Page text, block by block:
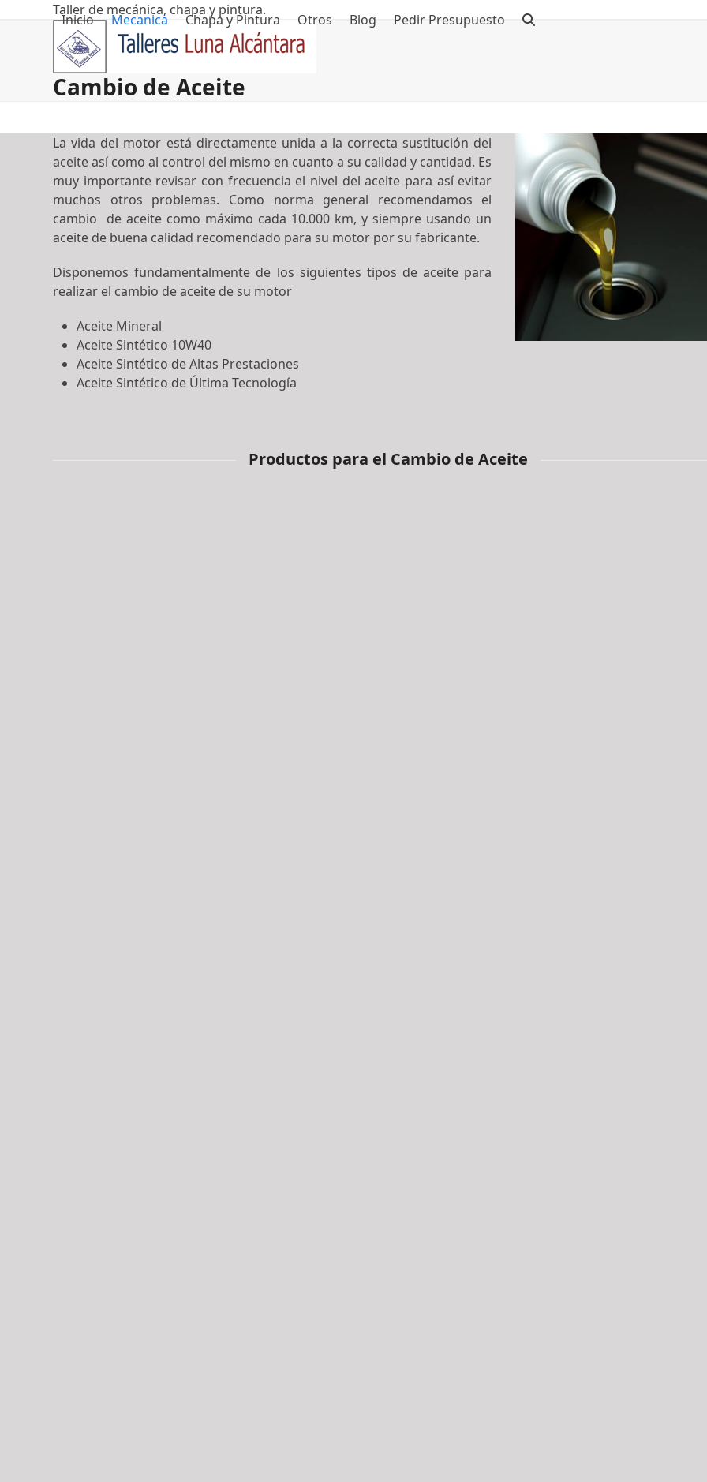
Taller de mecánica, chapa y pintura.
Inicio Mecanica Chapa y Pintura Otros Blog Pedir Presupuesto
Cambio de Aceite
La vida del motor está directamente unida a la correcta sustitución del
aceite así como al control del mismo en cuanto a su calidad y cantidad. Es
muy importante revisar con frecuencia el nivel del aceite para así evitar
muchos otros problemas. Como norma general recomendamos el
cambio de aceite como máximo cada 10.000 km, y siempre usando un
aceite de buena calidad recomendado para su motor por su fabricante.
Disponemos fundamentalmente de los siguientes tipos de aceite para
realizar el cambio de aceite de su motor
Aceite Mineral
Aceite Sintético 10W40
Aceite Sintético de Altas Prestaciones
Aceite Sintético de Última Tecnología
Productos para el Cambio de Aceite